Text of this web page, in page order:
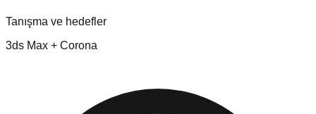
Tanışma ve hedefler
3ds Max + Corona